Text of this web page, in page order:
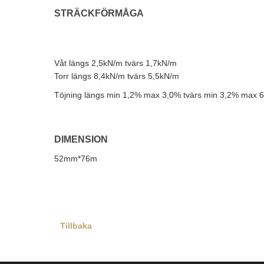
STRÄCKFÖRMÅGA
Våt längs 2,5kN/m tvärs 1,7kN/m
Torr längs 8,4kN/m tvärs 5,5kN/m
Töjning längs min 1,2% max 3,0% tvärs min 3,2% max
DIMENSION
52mm*76m
Tillbaka